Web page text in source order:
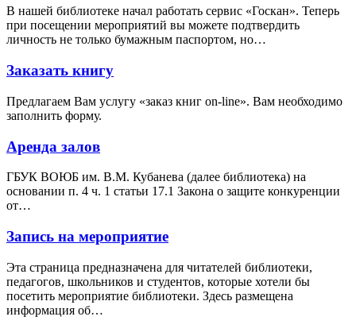
В нашей библиотеке начал работать сервис «Госкан». Теперь
при посещении мероприятий вы можете подтвердить
личность не только бумажным паспортом, но…
Заказать книгу
Предлагаем Вам услугу «заказ книг on-line». Вам необходимо
заполнить форму.
Аренда залов
ГБУК ВОЮБ им. В.М. Кубанева (далее библиотека) на
основании п. 4 ч. 1 статьи 17.1 Закона о защите конкуренции
от…
Запись на мероприятие
Эта страница предназначена для читателей библиотеки,
педагогов, школьников и студентов, которые хотели бы
посетить мероприятие библиотеки. Здесь размещена
информация об…